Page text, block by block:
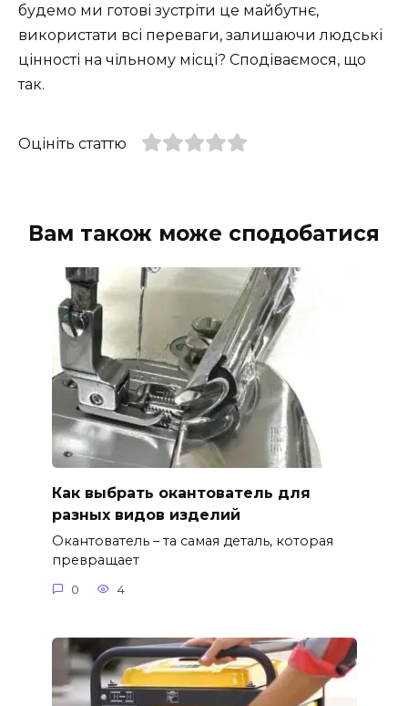
будемо ми готові зустріти це майбутнє,
використати всі переваги, залишаючи людські
цінності на чільному місці? Сподіваємося, що
так.
Оцініть статтю
Вам також може сподобатися
Как выбрать окантователь для
разных видов изделий
Окантователь – та самая деталь, которая
превращает
0 4